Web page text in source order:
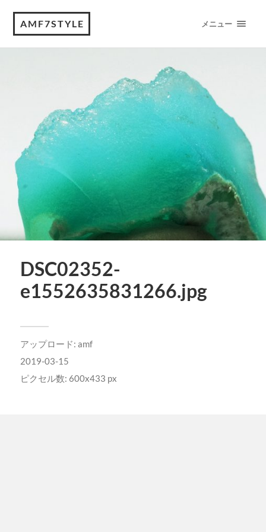
AMF7STYLE メニュー
DSC02352-
e1552635831266.jpg
アップロード: amf
2019-03-15
ピクセル数: 600x433 px